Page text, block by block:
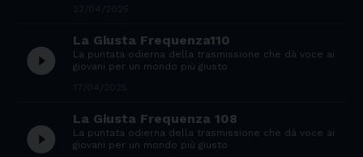
play_circle_filled
La Giusta Frequenza110
La puntata odierna della trasmissione che dà voce ai
giovani per un mondo più giusto
play_circle_filled
La Giusta Frequenza 108
La puntata odierna della trasmissione che dà voce ai
giovani per un mondo più giusto